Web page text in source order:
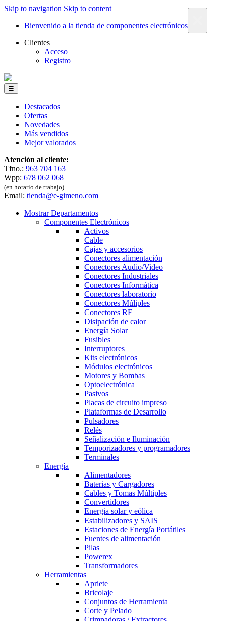
Skip to navigation Skip to content
Bienvenido a la tienda de componentes electrónicos
Clientes
Acceso
Registro
☰
Destacados
Ofertas
Novedades
Más vendidos
Mejor valorados
Atención al cliente:
Tfno.: 963 704 163
Wpp: 678 062 068
(en horario de trabajo)
Email: tienda@e-gimeno.com
Mostrar Departamentos
Componentes Electrónicos
Activos
Cable
Cajas y accesorios
Conectores alimentación
Conectores Audio/Video
Conectores Industriales
Conectores Informática
Conectores laboratorio
Conectores Múliples
Conectores RF
Disipación de calor
Energía Solar
Fusibles
Interruptores
Kits electrónicos
Módulos electrónicos
Motores y Bombas
Optoelectrónica
Pasivos
Placas de circuito impreso
Plataformas de Desarrollo
Pulsadores
Relés
Señalización e Iluminación
Temporizadores y programadores
Terminales
Energía
Alimentadores
Baterias y Cargadores
Cables y Tomas Múltiples
Convertidores
Energia solar y eólica
Estabilizadores y SAIS
Estaciones de Energía Portátiles
Fuentes de alimentación
Pilas
Powerex
Transformadores
Herramientas
Apriete
Bricolaje
Conjuntos de Herramienta
Corte y Pelado